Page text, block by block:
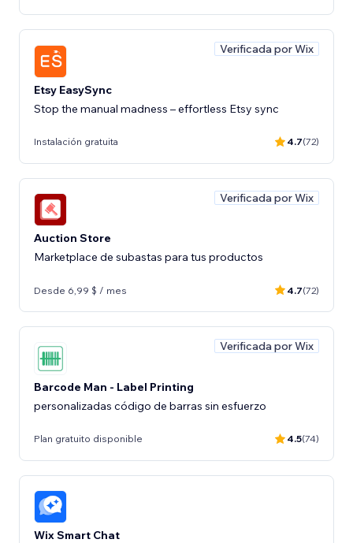
Verificada por Wix
Etsy EasySync
Stop the manual madness – effortless Etsy sync
Instalación gratuita 4.7(72)
Verificada por Wix
Auction Store
Marketplace de subastas para tus productos
Desde 6,99 $ / mes 4.7(72)
Verificada por Wix
Barcode Man - Label Printing
personalizadas código de barras sin esfuerzo
Plan gratuito disponible 4.5(74)
Wix Smart Chat